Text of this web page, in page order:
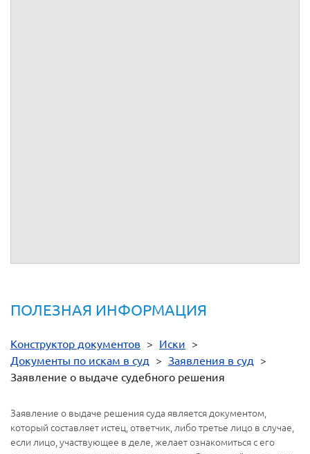
ПОЛЕЗНАЯ ИНФОРМАЦИЯ
Конструктор документов > Иски >
Документы по искам в суд > Заявления в суд >
Заявление о выдаче судебного решения
Заявление о выдаче решения суда является документом,
который составляет истец, ответчик, либо третье лицо в случае,
если лицо, участвующее в деле, желает ознакомиться с его